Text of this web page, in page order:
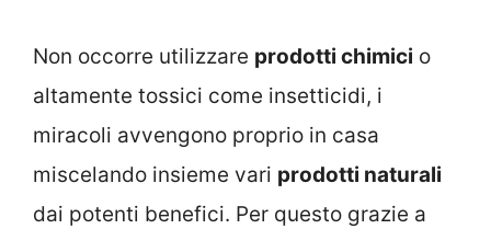
Non occorre utilizzare prodotti chimici o
altamente tossici come insetticidi, i
miracoli avvengono proprio in casa
miscelando insieme vari prodotti naturali
dai potenti benefici. Per questo grazie a